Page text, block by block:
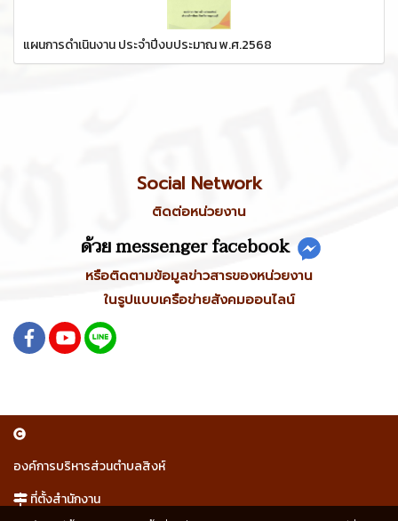
แผนการดำเนินงาน ประจำปีงบประมาณ พ.ศ.2568
Social Network
ติดต่อหน่วยงาน
ด้วย messenger facebook
หรือติดตามข้อมูลข่าวสารของหน่วยงาน
ในรูปแบบเครือข่ายสังคมออนไลน์
องค์การบริหารส่วนตำบลสิงห์
ที่ตั้งสำนักงาน